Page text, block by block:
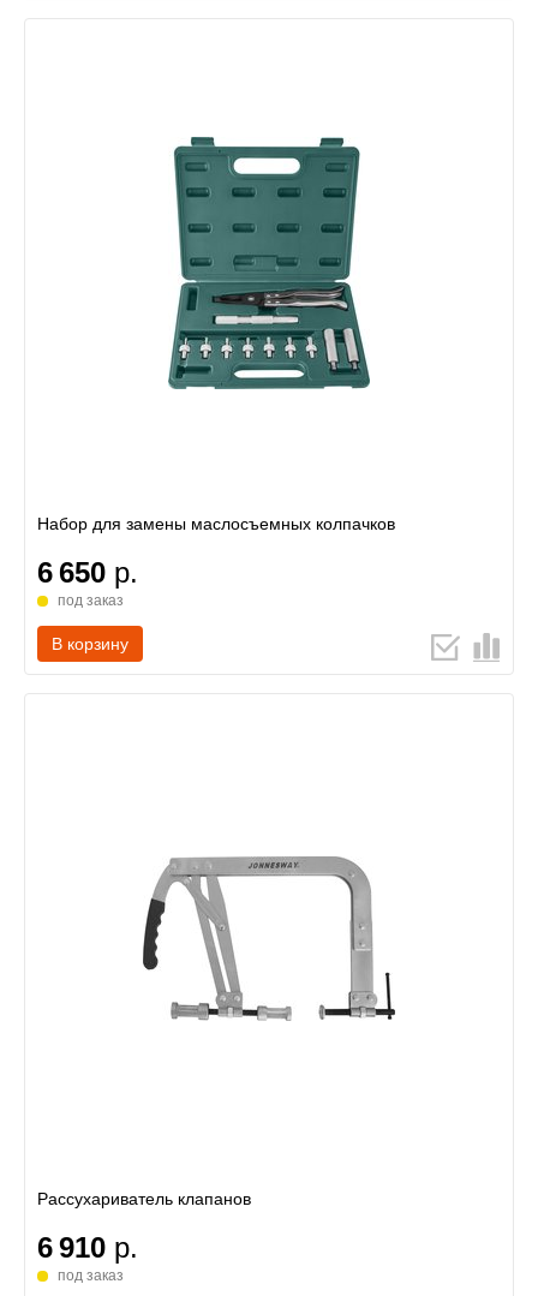
Набор для замены маслосъемных колпачков
6 650 р.
под заказ
В корзину
Рассухариватель клапанов
6 910 р.
под заказ